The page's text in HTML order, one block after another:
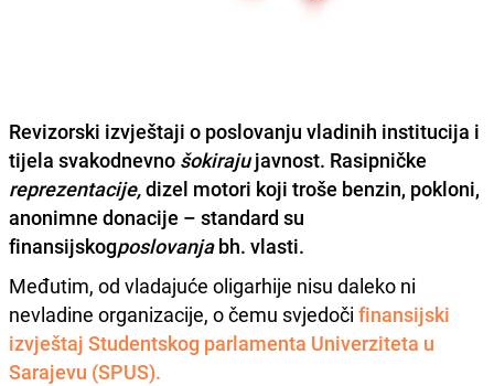
Revizorski izvještaji o poslovanju vladinih institucija i
tijela svakodnevno šokirajujavnost. Rasipničke
reprezentacije,dizel motori koji troše benzin, pokloni,
anonimne donacije – standard su
finansijskogposlovanjabh. vlasti.
Međutim, od vladajuće oligarhije nisu daleko ni
nevladine organizacije, o čemu svjedoči finansijski
izvještaj Studentskog parlamenta Univerziteta u
Sarajevu (SPUS).